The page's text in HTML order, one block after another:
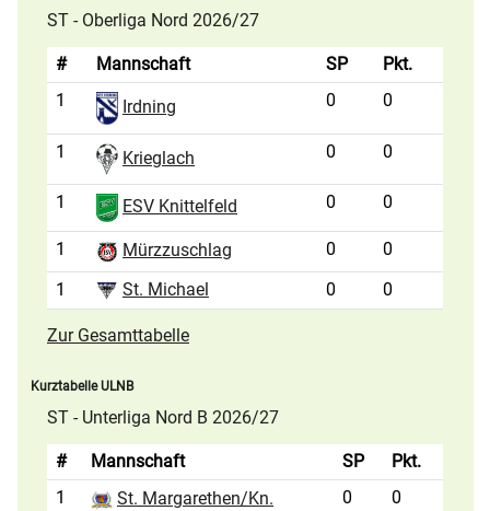
ST - Oberliga Nord 2026/27
# Mannschaft SP
Pkt.
1
Irdning 0 0
1 Krieglach 0 0
1 ESV Knittelfeld 0 0
1 Mürzzuschlag 0
0
1
St. Michael 0 0
Zur Gesamttabelle
Kurztabelle ULNB
ST - Unterliga Nord B 2026/27
# Mannschaft SP
Pkt.
1
St. Margarethen/Kn. 0
0